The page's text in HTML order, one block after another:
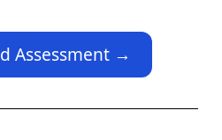
Assessment →